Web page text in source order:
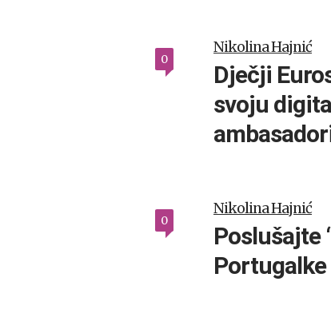
0
Nikolina Hajnić
Dječji
svoju
0
Nikolina Hajnić
Poslušajte